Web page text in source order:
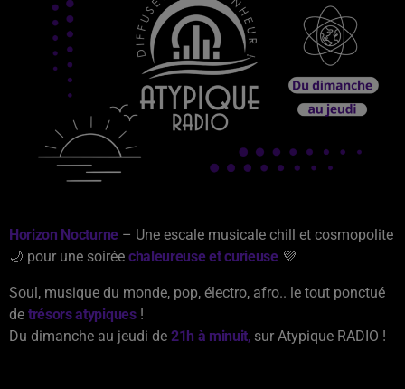
Horizon Nocturne– Une escale musicale chill et cosmopolite
🌙 pour une soirée chaleureuse et curieuse💜
Soul, musique du monde, pop, électro, afro.. le tout ponctué
de trésors atypiques!
Du dimanche au jeudi de 21h à minuit, sur Atypique RADIO !